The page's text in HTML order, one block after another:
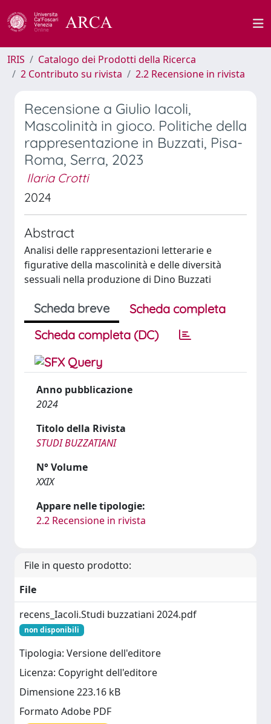
IRIS
Catalogo dei Prodotti della Ricerca
2 Contributo su rivista
2.2 Recensione in rivista
Recensione a Giulio Iacoli,
Mascolinità in gioco. Politiche della
rappresentazione in Buzzati, Pisa-
Roma, Serra, 2023
Ilaria Crotti
2024
Abstract
Analisi delle rappresentazioni letterarie e
figurative della mascolinità e delle diversità
sessuali nella produzione di Dino Buzzati
Scheda breve
Scheda completa
Scheda completa (DC)
Anno pubblicazione
2024
Titolo della Rivista
STUDI BUZZATIANI
N° Volume
XXIX
Appare nelle tipologie:
2.2 Recensione in rivista
File in questo prodotto:
File
recens_Iacoli.Studi buzzatiani 2024.pdf
non disponibili
Tipologia: Versione dell'editore
Licenza: Copyright dell'editore
Dimensione 223.16 kB
Formato Adobe PDF